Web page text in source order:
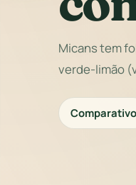
Micans tem
verde-limão
Comparativo